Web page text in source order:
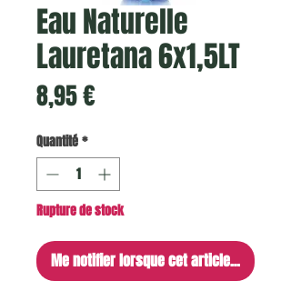
Eau Naturelle
Lauretana 6x1,5LT
8,95 €Prix
Quantité*
Rupture de stock
Me notifier lorsque cet article est